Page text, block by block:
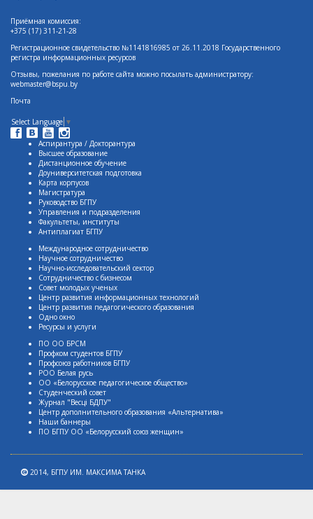
Приёмная комиссия:
+375 (17) 311-21-28
Регистрационное свидетельство №1141816985 от 26.11.2018 Государственного
регистра информационных ресурсов
Отзывы, пожелания по работе сайта можно посылать администратору:
webmaster@bspu.by
Почта
Select Language ▼
Аспирантура / Докторантура
Высшее образование
Дистанционное обучение
Доуниверситетская подготовка
Карта корпусов
Магистратура
Руководство БГПУ
Управления и подразделения
Факультеты, институты
Антиплагиат БГПУ
Международное сотрудничество
Научное сотрудничество
Научно-исследовательский сектор
Сотрудничество с бизнесом
Совет молодых ученых
Центр развития информационных технологий
Центр развития педагогического образования
Одно окно
Ресурсы и услуги
ПО ОО БРСМ
Профком студентов БГПУ
Профсоюз работников БГПУ
РОО Белая русь
ОО «Белорусское педагогическое общество»
Студенческий совет
Журнал "Весцi БДПУ"
Центр дополнительного образования «Альтернатива»
Наши баннеры
ПО БГПУ ОО «Белорусский союз женщин»
2014, БГПУ ИМ. МАКСИМА ТАНКА